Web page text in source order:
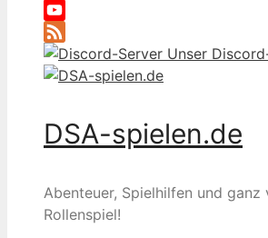
X
YouTube
Feed
Unser
DSA-spielen.de
Abenteuer, Spielhilfen und ganz
Rollenspiel!